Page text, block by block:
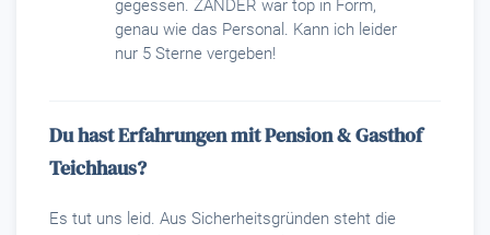
gegessen. ZANDER war top in Form,
genau wie das Personal. Kann ich leider
nur 5 Sterne vergeben!
Du hast Erfahrungen mit Pension & Gasthof
Teichhaus?
Es tut uns leid. Aus Sicherheitsgründen steht die